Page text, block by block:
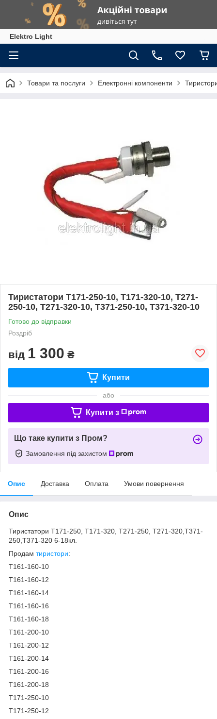
Elektro Light
Товари та послуги Електронні компоненти
Тиристатори Т171-250-10, Т171-320-10, Т271-
250-10, Т271-320-10, Т371-250-10, Т371-320-10
Готово до відправки
Роздріб
від 1 300 ₴
Купити
або
Купити з
Що таке купити з Пром?
Замовлення під захистом
Опис Доставка Оплата Умови повернення
Опис
Тиристатори Т171-250, Т171-320, Т271-250, Т271-320,Т371-
250,Т371-320 6-18кл.
Продам тиристори:
Т161-160-10
Т161-160-12
Т161-160-14
Т161-160-16
Т161-160-18
Т161-200-10
Т161-200-12
Т161-200-14
Т161-200-16
Т161-200-18
Т171-250-10
Т171-250-12